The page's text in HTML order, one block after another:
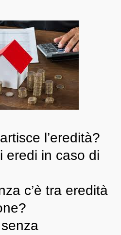
l’eredità?
eredi in caso di
c’è tra eredità